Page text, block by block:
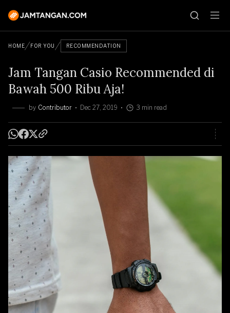
HOME FOR YOU RECOMMENDATION
Jam Tangan Casio Recommended di
Bawah 500 Ribu Aja!
by Contributor Dec 27, 2019 3 min read